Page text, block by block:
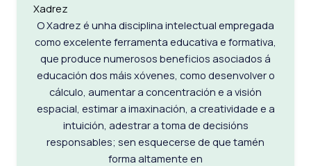
Xadrez
O Xadrez é unha disciplina intelectual empregada
como excelente ferramenta educativa e formativa,
que produce numerosos beneficios asociados á
educación dos máis xóvenes, como desenvolver o
cálculo, aumentar a concentración e a visión
espacial, estimar a imaxinación, a creatividade e a
intuición, adestrar a toma de decisións
responsables; sen esquecerse de que tamén
forma altamente en